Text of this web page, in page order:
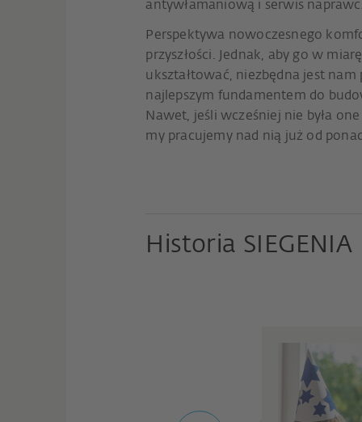
antywłamaniową i serwis
Perspektywa nowoczesnego
przyszłości. Jednak, aby go w
ukształtować, niezbędna jest nam
najlepszym fundamentem do
Nawet, jeśli wcześniej nie była
my pracujemy nad nią już od
Historia SIEGENIA